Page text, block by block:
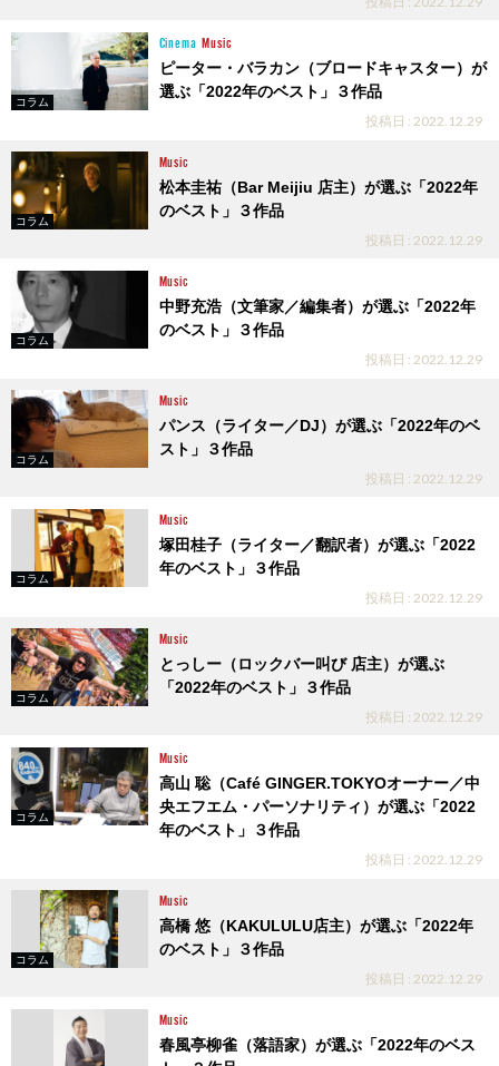
コラム
Cinema Music
ピーター・バラカン（ブロードキャスター）が
選ぶ「2022年のベスト」３作品
投稿日 : 2022.12.29
コラム
Music
松本圭祐（Bar Meijiu 店主）が選ぶ「2022年
のベスト」３作品
投稿日 : 2022.12.29
コラム
Music
中野充浩（文筆家／編集者）が選ぶ「2022年
のベスト」３作品
投稿日 : 2022.12.29
コラム
Music
パンス（ライター／DJ）が選ぶ「2022年のベ
スト」３作品
投稿日 : 2022.12.29
コラム
Music
塚田桂子（ライター／翻訳者）が選ぶ「2022
年のベスト」３作品
投稿日 : 2022.12.29
コラム
Music
とっしー（ロックバー叫び 店主）が選ぶ
「2022年のベスト」３作品
投稿日 : 2022.12.29
コラム
Music
高山 聡（Café GINGER.TOKYOオーナー／中
央エフエム・パーソナリティ）が選ぶ「2022
年のベスト」３作品
投稿日 : 2022.12.29
コラム
Music
高橋 悠（KAKULULU店主）が選ぶ「2022年
のベスト」３作品
投稿日 : 2022.12.29
Music
春風亭柳雀（落語家）が選ぶ「2022年のベス